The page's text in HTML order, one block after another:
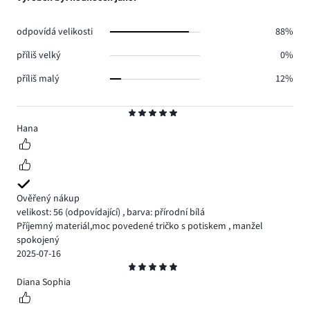
5
Hana
Ověřený nákup
velikost: 56 (odpovídající) , barva: přírodní bílá
Příjemný materiál,moc povedené tričko s potiskem , manžel
spokojený
2025-07-16
5
Diana Sophia
odpovídá velikosti
88%
příliš velký
0%
příliš malý
12%